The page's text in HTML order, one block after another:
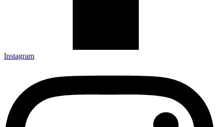
Instagram